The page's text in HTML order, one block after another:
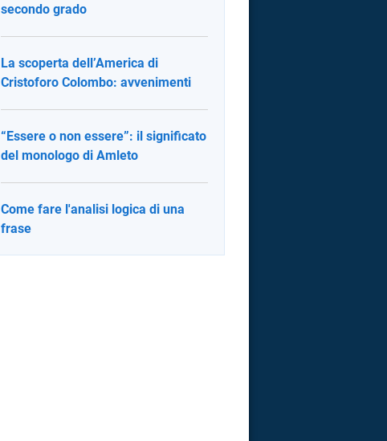
secondo grado
La scoperta dell’America di
Cristoforo Colombo: avvenimenti
“Essere o non essere”: il significato
del monologo di Amleto
Come fare l'analisi logica di una
frase